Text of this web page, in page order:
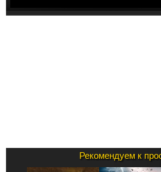
Рекомендуем к